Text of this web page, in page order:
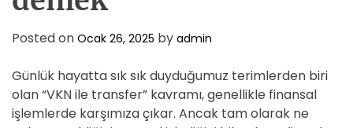
E
Posted on Ocak 26, 2025 by admin
Günlük hayatta sık sık duyduğumuz terimlerden biri
olan “VKN ile transfer” kavramı, genellikle finansal
işlemlerde karşımıza çıkar. Ancak tam olarak ne